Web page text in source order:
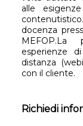
alle
docenza
MEFOP.La
esperienze
distanza
con il cliente.
Richiedi